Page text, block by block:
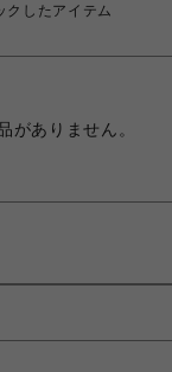
クしたアイテム
がありません。